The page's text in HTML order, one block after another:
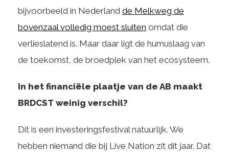
bijvoorbeeld in Nederland de Melkweg de
bovenzaal volledig moest sluiten omdat die
verlieslatend is. Maar daar ligt de humuslaag van
de toekomst, de broedplek van het ecosysteem.
In het financiële plaatje van de AB maakt
BRDCST weinig verschil?
Dit is een investeringsfestival natuurlijk. We
hebben niemand die bij Live Nation zit dit jaar. Dat